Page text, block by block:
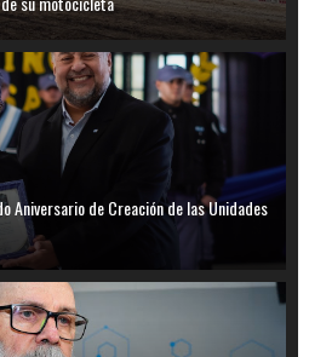
Aniversario de Creación de las Unidades